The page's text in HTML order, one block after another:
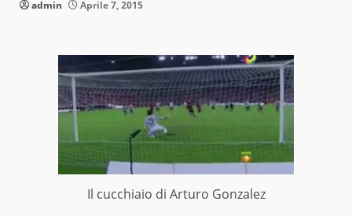
admin Aprile 7, 2015
Il cucchiaio di Arturo Gonzalez